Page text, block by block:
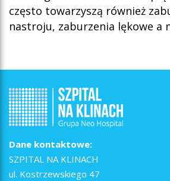
często towarzyszą również
nastroju, zaburzenia lękowe a
Dane kontaktowe:
SZPITAL NA KLINACH
ul. Kostrzewskiego 47